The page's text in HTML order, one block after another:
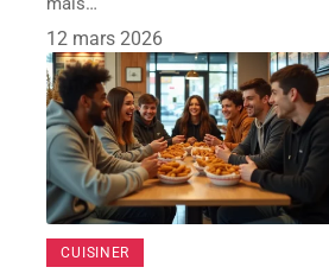
12 mars 2026
CUISINER